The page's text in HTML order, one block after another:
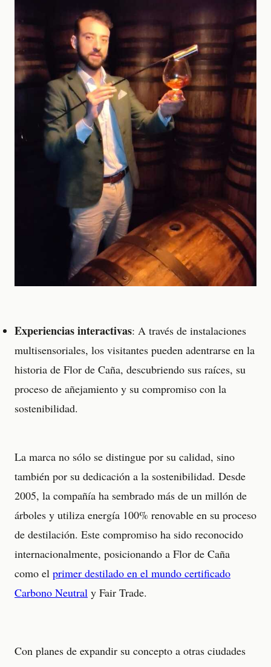
Experiencias interactivas: A través de instalaciones
multisensoriales, los visitantes pueden adentrarse en la
historia de Flor de Caña, descubriendo sus raíces, su
proceso de añejamiento y su compromiso con la
sostenibilidad.
La marca no sólo se distingue por su calidad, sino
también por su dedicación a la sostenibilidad. Desde
2005, la compañía ha sembrado más de un millón de
árboles y utiliza energía 100% renovable en su proceso
de destilación. Este compromiso ha sido reconocido
internacionalmente, posicionando a Flor de Caña
como el primer destilado en el mundo certificado
Carbono Neutral y Fair Trade.
Con planes de expandir su concepto a otras ciudades